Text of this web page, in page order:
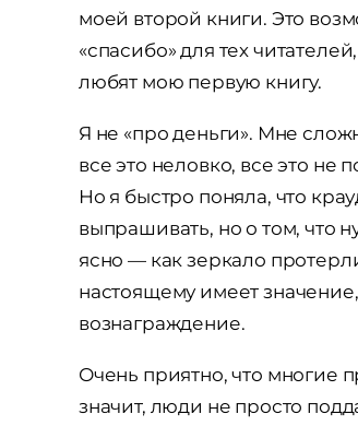
моей второй книги. Это
«спасибо» для тех
любят мою первую книгу.
Я не «про деньги». Мне
все это неловко, все это не
Но я быстро поняла, что
выпрашивать, но о том, что
ясно — как зеркало
настоящему имеет
вознаграждение.
Очень приятно, что многие
значит, люди не просто